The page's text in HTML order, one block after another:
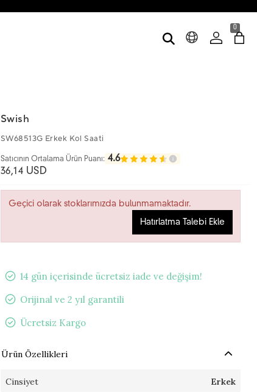
0
Swish
SW68513G Erkek Kol Saati
Satıcının Ortalama Ürün Puanı: 4.6
36,14 USD
Geçici olarak stoklarımızda bulunmamaktadır.
Hatırlatma Talebi Ekle
14 gün içerisinde ücretsiz iade ve değişim!
Orijinal ve 2 yıl garantili
Ücretsiz Kargo
Ürün Özellikleri
Cinsiyet Erkek